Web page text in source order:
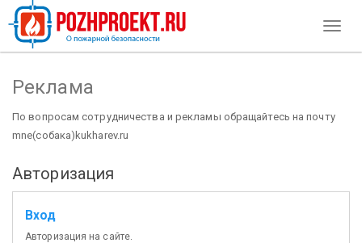
Реклама
По вопросам сотрудничества и рекламы обращайтесь на почту
mne(собака)kukharev.ru
Авторизация
Вход
Авторизация на сайте.